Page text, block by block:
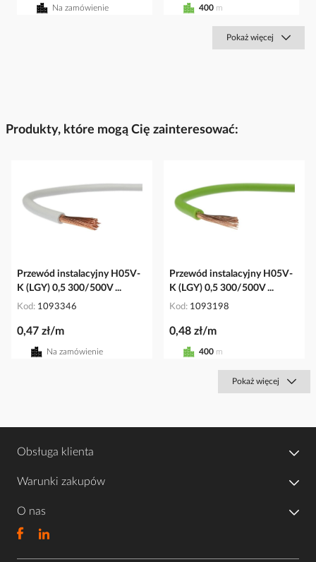
Na zamówienie 400 m
Pokaż więcej
Produkty, które mogą Cię zainteresować:
Przewód instalacyjny H05V-
K (LGY) 0,5 300/500V ...
Kod 1093346
0,47 zł/m
Na zamówienie
Przewód instalacyjny H05V-
K (LGY) 0,5 300/500V ...
Kod 1093198
0,48 zł/m
400 m
Pokaż więcej
Obsługa klienta
Warunki zakupów
O nas